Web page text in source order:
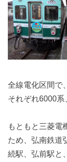
全線電化区間で
それぞれ6000系
もともと三菱電
ため、弘南鉄道
続駅、弘前駅と